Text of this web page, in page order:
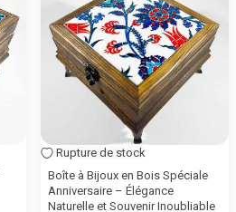
Rupture de stock
Boîte à Bijoux en Bois Spéciale
Anniversaire – Élégance
Naturelle et Souvenir Inoubliable